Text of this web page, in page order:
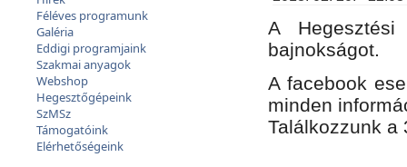
Féléves programunk
Galéria
Eddigi programjaink
Szakmai anyagok
Webshop
Hegesztőgépeink
SzMSz
Támogatóink
Elérhetőségeink
A
bajnokságot.
A facebook
minden
Találkozzunk a